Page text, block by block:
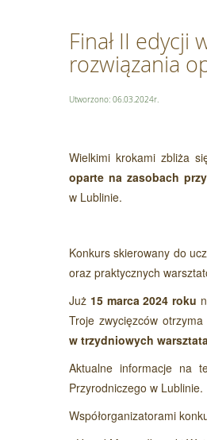
Finał II edycji
rozwiązania
Utworzono: 06.03.2024r.
Wielkimi krokami zbliża
oparte na zasobach
w Lublinie.
Konkurs skierowany do
oraz praktycznych
Już 15 marca 2024 roku
Troje zwycięzców
w trzydniowych
Aktualne informacje na
Przyrodniczego w Lublinie.
Współorganizatorami